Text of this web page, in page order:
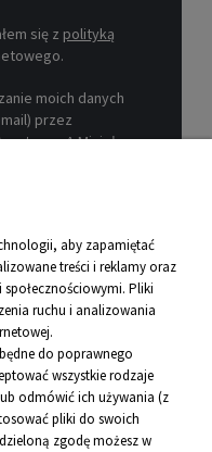
się z polityką
moich danych
przez
s.c. A.Mizioł,
aby zapamiętać
treści i reklamy oraz
Pliki
ruchu i analizowania
do poprawnego
wszystkie rodzaje
odmówić ich używania (z
pliki do swoich
zgodę możesz w